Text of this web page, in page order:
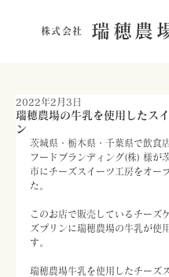
株式会社 瑞穂農
瑞穂農場の牛乳を使用したス
ン
2022年2月3日
茨城県・栃木県・千葉県で飲食
フードブランディング(株) 様が
市にチーズスイーツ工房をオー
た。
このお店で販売しているチーズ
ズプリンに瑞穂農場の牛乳が使
す。
瑞穂農場牛乳を使用したチーズ